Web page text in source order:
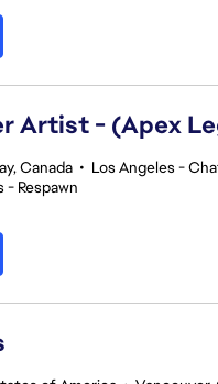
Artist - (Apex
Canada • Los Angeles -
- Respawn